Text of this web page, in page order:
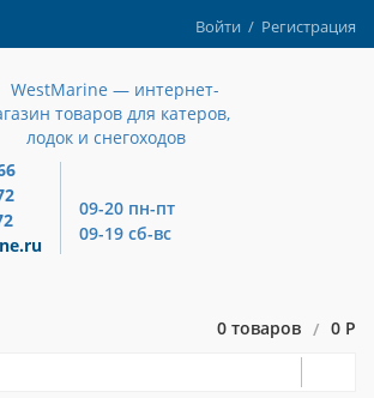
Войти / Регистрация
09-20 пн-пт
09-19 сб-вс
0 товаров / 0 Р